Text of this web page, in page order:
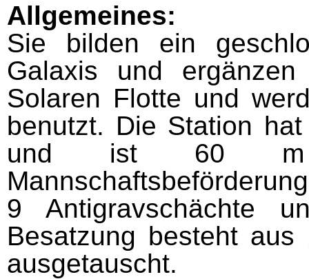
Allgemeines:
Sie bilden ein
Galaxis und
Solaren Flotte und
benutzt. Die Station
und ist 60 m
9 Antigravschächte
Besatzung besteht
ausgetauscht.